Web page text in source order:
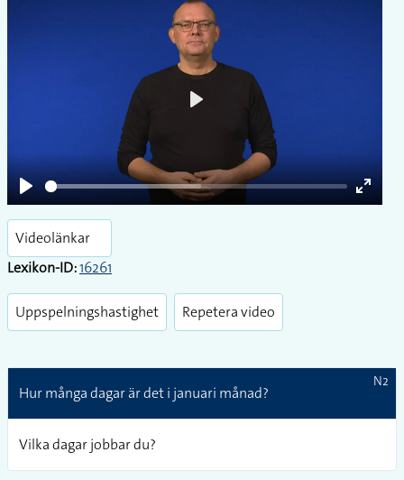
Play
Enter
Videolänkar
Lexikon-ID:16261
Uppspelningshastighet Repetera video
Hur många dagar är det i januari månad?
N2
Vilka dagar jobbar du?